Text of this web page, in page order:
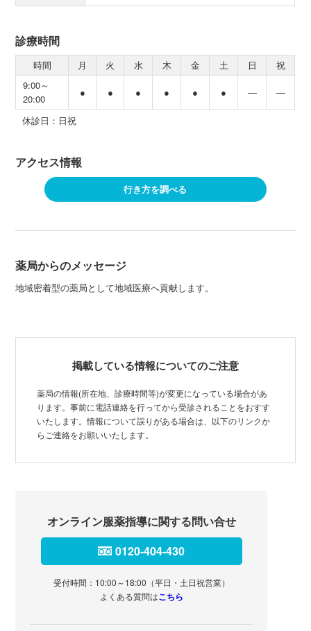
診療時間
時間 月 火 水 木 金 土 日
祝
9:00～
20:00
● ● ● ● ● ● ― ―
休診日：日祝
アクセス情報
行き方を調べる
薬局からのメッセージ
地域密着型の薬局として地域医療へ貢献します。
掲載している情報についてのご注意
薬局の情報(所在地、診療時間等)が変更になっている場合があ
ります。事前に電話連絡を行ってから受診されることをおすす
いたします。情報について誤りがある場合は、以下のリンクか
らご連絡をお願いいたします。
オンライン服薬指導に関する問い合せ
0120-404-430
受付時間：10:00～18:00（平日・土日祝営業）
よくある質問はこちら